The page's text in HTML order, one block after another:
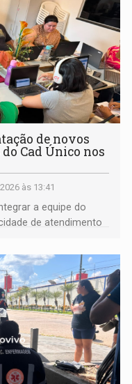
de novos
Cad Único nos
às 13:41
a equipe do
de atendimento